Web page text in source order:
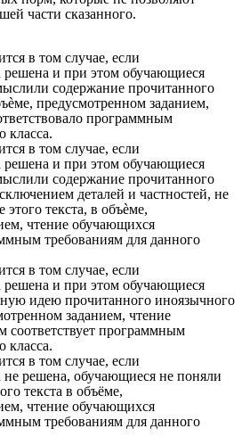
части сказанного.
в том случае, если
решена и при этом обучающиеся
содержание прочитанного
предусмотренном заданием,
программным
класса.
в том случае, если
решена и при этом обучающиеся
содержание прочитанного
деталей и частностей, не
текста, в объѐме,
чтение обучающихся
требованиям для данного
в том случае, если
решена и при этом обучающиеся
идею прочитанного иноязычного
заданием, чтение
соответствует программным
класса.
в том случае, если
не решена, обучающиеся не поняли
текста в объёме,
чтение обучающихся
требованиям для данного